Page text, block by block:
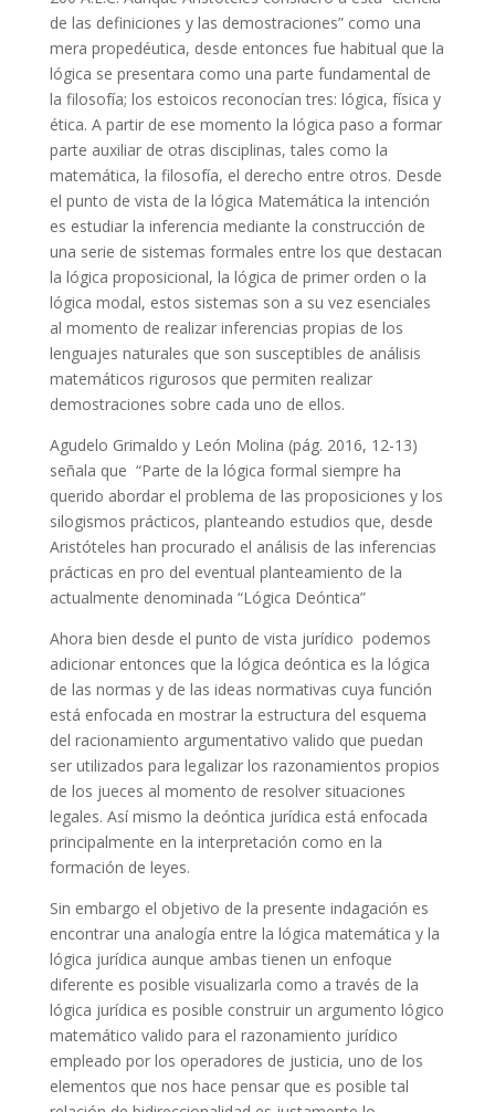
de las definiciones y las demostraciones” como una
mera propedéutica, desde entonces fue habitual que la
lógica se presentara como una parte fundamental de
la filosofía; los estoicos reconocían tres: lógica, física y
ética. A partir de ese momento la lógica paso a formar
parte auxiliar de otras disciplinas, tales como la
matemática, la filosofía, el derecho entre otros. Desde
el punto de vista de la lógica Matemática la intención
es estudiar la inferencia mediante la construcción de
una serie de sistemas formales entre los que destacan
la lógica proposicional, la lógica de primer orden o la
lógica modal, estos sistemas son a su vez esenciales
al momento de realizar inferencias propias de los
lenguajes naturales que son susceptibles de análisis
matemáticos rigurosos que permiten realizar
demostraciones sobre cada uno de ellos.
Agudelo Grimaldo y León Molina (pág. 2016, 12-13)
señala que “Parte de la lógica formal siempre ha
querido abordar el problema de las proposiciones y los
silogismos prácticos, planteando estudios que, desde
Aristóteles han procurado el análisis de las inferencias
prácticas en pro del eventual planteamiento de la
actualmente denominada “Lógica Deóntica”
Ahora bien desde el punto de vista jurídico podemos
adicionar entonces que la lógica deóntica es la lógica
de las normas y de las ideas normativas cuya función
está enfocada en mostrar la estructura del esquema
del racionamiento argumentativo valido que puedan
ser utilizados para legalizar los razonamientos propios
de los jueces al momento de resolver situaciones
legales. Así mismo la deóntica jurídica está enfocada
principalmente en la interpretación como en la
formación de leyes.
Sin embargo el objetivo de la presente indagación es
encontrar una analogía entre la lógica matemática y la
lógica jurídica aunque ambas tienen un enfoque
diferente es posible visualizarla como a través de la
lógica jurídica es posible construir un argumento lógico
matemático valido para el razonamiento jurídico
empleado por los operadores de justicia, uno de los
elementos que nos hace pensar que es posible tal